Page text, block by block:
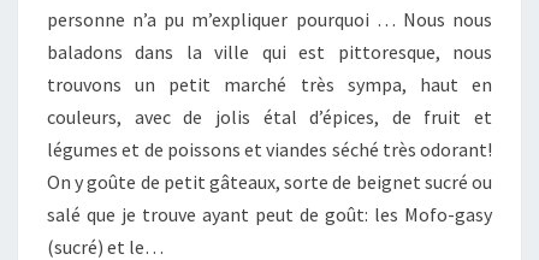
personne n’a pu m’expliquer pourquoi … Nous nous
baladons dans la ville qui est pittoresque, nous
trouvons un petit marché très sympa, haut en
couleurs, avec de jolis étal d’épices, de fruit et
légumes et de poissons et viandes séché très odorant!
On y goûte de petit gâteaux, sorte de beignet sucré ou
salé que je trouve ayant peut de goût: les Mofo-gasy
(sucré) et le…